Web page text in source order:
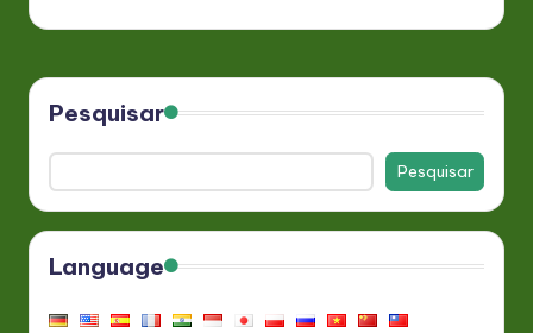
Pesquisar
Pesquisar
Language